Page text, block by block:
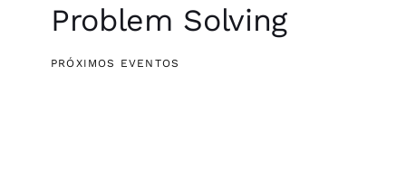
Problem Solving
PRÓXIMOS EVENTOS